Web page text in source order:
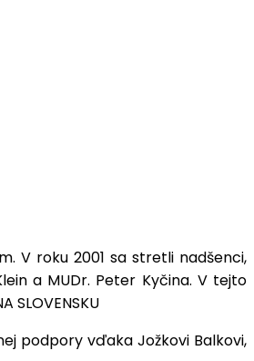
V roku 2001 sa stretli nadšenci,
a MUDr. Peter Kyčina. V tejto
podpory vďaka Jožkovi Balkovi,